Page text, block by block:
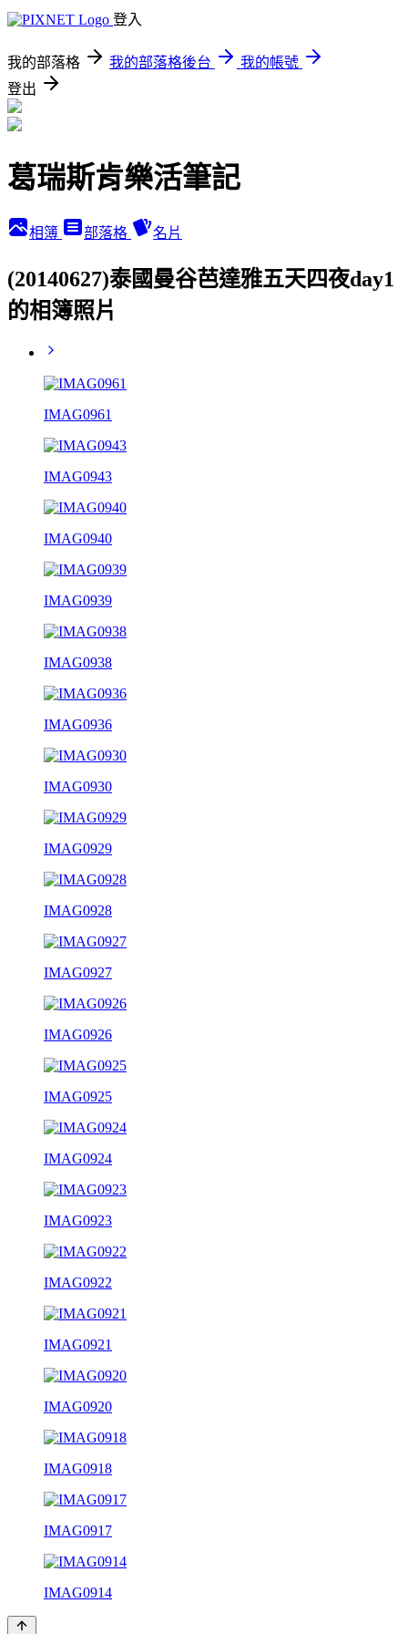
登入
我的部落格 我的部落格後台
我的帳號
登出
葛瑞斯肯樂活筆記
相簿 部落格 名片
(20140627)泰國曼谷芭達雅五天四夜day1
的相簿照片
IMAG0961
IMAG0943
IMAG0940
IMAG0939
IMAG0938
IMAG0936
IMAG0930
IMAG0929
IMAG0928
IMAG0927
IMAG0926
IMAG0925
IMAG0924
IMAG0923
IMAG0922
IMAG0921
IMAG0920
IMAG0918
IMAG0917
IMAG0914